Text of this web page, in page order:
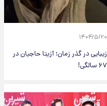
۱۴۰۴/۵/۲۰
زیبایی در گذر زمان؛ آزیتا حاجیان در
۶۷ سالگی!